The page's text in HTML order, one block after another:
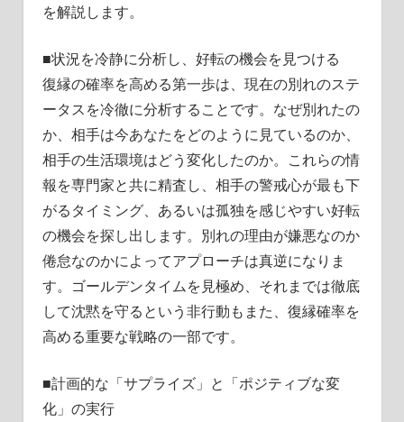
を解説します。
■状況を冷静に分析し、好転の機会を見つける
復縁の確率を高める第一歩は、現在の別れのステ
ータスを冷徹に分析することです。なぜ別れたの
か、相手は今あなたをどのように見ているのか、
相手の生活環境はどう変化したのか。これらの情
報を専門家と共に精査し、相手の警戒心が最も下
がるタイミング、あるいは孤独を感じやすい好転
の機会を探し出します。別れの理由が嫌悪なのか
倦怠なのかによってアプローチは真逆になりま
す。ゴールデンタイムを見極め、それまでは徹底
して沈黙を守るという非行動もまた、復縁確率を
高める重要な戦略の一部です。
■計画的な「サプライズ」と「ポジティブな変
化」の実行